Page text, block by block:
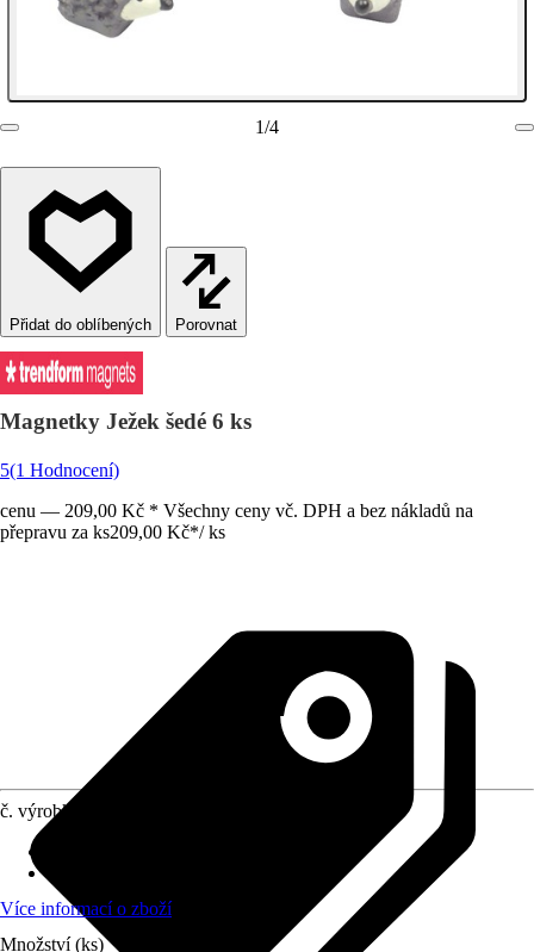
1/4
Porovnat
Magnetky Ježek šedé 6 ks
5(1 Hodnocení)
cenu — 209,00 Kč * Všechny ceny vč. DPH a bez nákladů na
přepravu za ks209,00 Kč*/ ks
č. výrobku
Více informací o zboží
Množství (ks)